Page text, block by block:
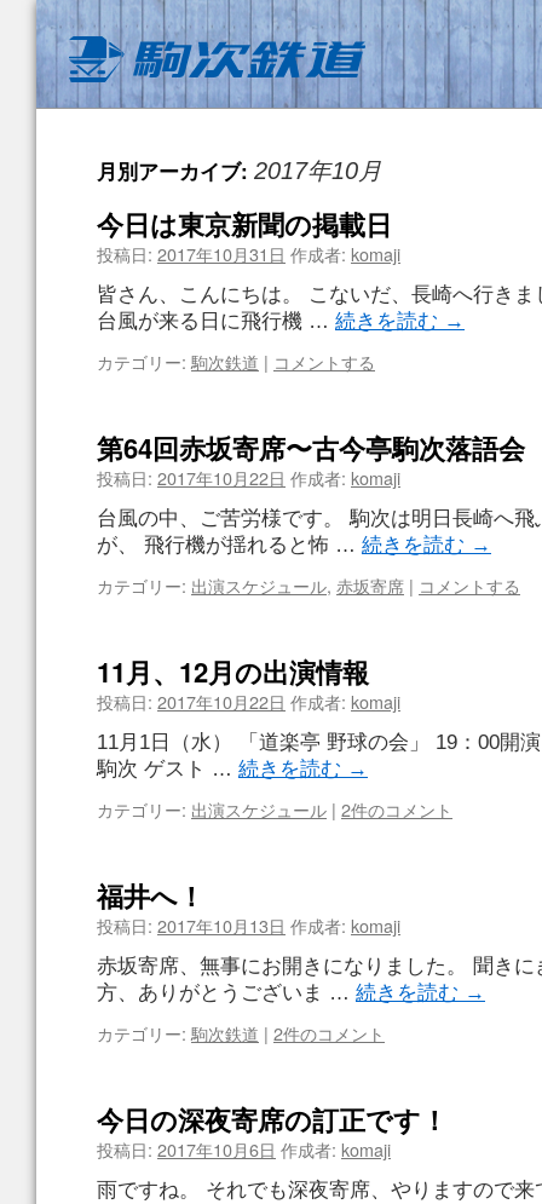
月別アーカイブ: 2017年10月
今日は東京新聞の掲載日
投稿日: 2017年10月31日 作成者: komaji
皆さん、こんにちは。 こないだ、長崎へ行き
台風が来る日に飛行機 … 続きを読む →
カテゴリー: 駒次鉄道 | コメントする
第64回赤坂寄席〜古今亭駒次落語会
投稿日: 2017年10月22日 作成者: komaji
台風の中、ご苦労様です。 駒次は明日長崎へ飛
が、 飛行機が揺れると怖 … 続きを読む →
カテゴリー: 出演スケジュール, 赤坂寄席 | コメントする
11月、12月の出演情報
投稿日: 2017年10月22日 作成者: komaji
11月1日（水） 「道楽亭 野球の会」 19：00開
駒次 ゲスト … 続きを読む →
カテゴリー: 出演スケジュール | 2件のコメント
福井へ！
投稿日: 2017年10月13日 作成者: komaji
赤坂寄席、無事にお開きになりました。 聞きに
方、ありがとうございま … 続きを読む →
カテゴリー: 駒次鉄道 | 2件のコメント
今日の深夜寄席の訂正です！
投稿日: 2017年10月6日 作成者: komaji
雨ですね。 それでも深夜寄席、やりますので